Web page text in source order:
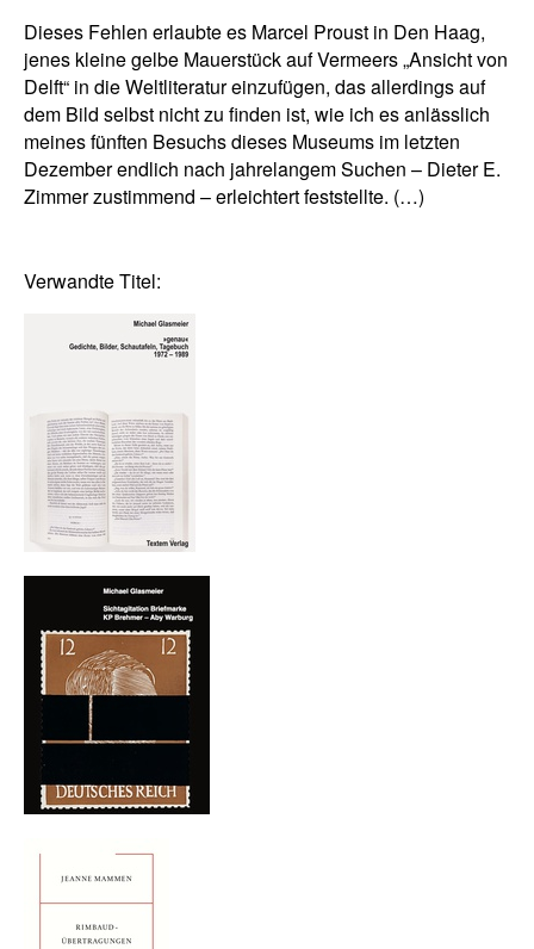
Dieses Fehlen erlaubte es Marcel Proust in Den Haag,
jenes kleine gelbe Mauerstück auf Vermeers „Ansicht von
Delft“ in die Weltliteratur einzufügen, das allerdings auf
dem Bild selbst nicht zu finden ist, wie ich es anlässlich
meines fünften Besuchs dieses Museums im letzten
Dezember endlich nach jahrelangem Suchen – Dieter E.
Zimmer zustimmend – erleichtert feststellte. (…)
Verwandte Titel: